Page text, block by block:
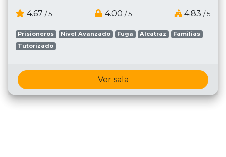
4.67 / 5 4.00 / 5 4.83 / 5
Prisioneros Nivel Avanzado Fuga Alcatraz
Familias
Tutorizado
Ver sala